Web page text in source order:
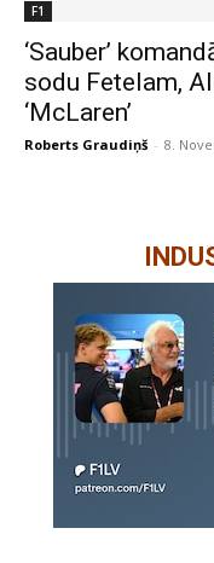
F1
‘Sauber’
sodu Fetelam,
‘McLaren’
Roberts Graudiņš - 8.